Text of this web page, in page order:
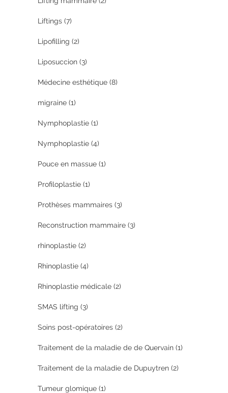
Liftings (7)
Lipofilling (2)
Liposuccion (3)
Médecine esthétique (8)
migraine (1)
Nymphoplastie (1)
Nymphoplastie (4)
Pouce en massue (1)
Profiloplastie (1)
Prothèses mammaires (3)
Reconstruction mammaire (3)
rhinoplastie (2)
Rhinoplastie (4)
Rhinoplastie médicale (2)
SMAS lifting (3)
Soins post-opératoires (2)
Traitement de la maladie de de Quervain (1)
Traitement de la maladie de Dupuytren (2)
Tumeur glomique (1)